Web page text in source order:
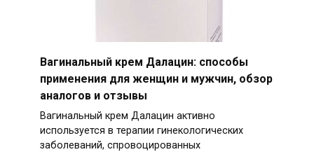
Вагинальный крем Далацин: способы
применения для женщин и мужчин, обзор
аналогов и отзывы
Вагинальный крем Далацин активно
используется в терапии гинекологических
заболеваний, спровоцированных